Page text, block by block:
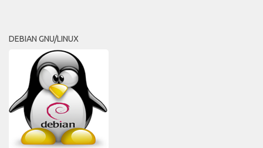
DEBIAN GNU/LINUX